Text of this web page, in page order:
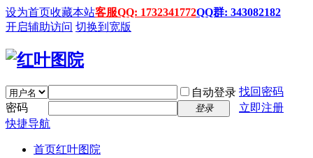
设为首页收藏本站客服QQ: 1732341772QQ群: 343082182
开启辅助访问 切换到宽版
自动登录 找回密码
密码
登录
立即注册
快捷导航
首页红叶图院